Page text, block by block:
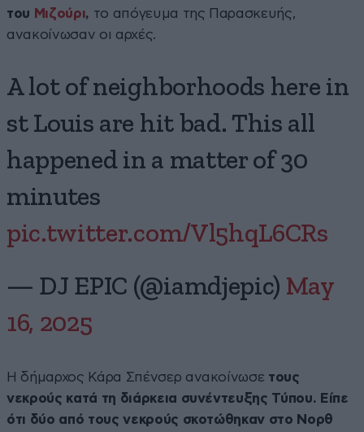
του Μιζούρι, το απόγευμα της Παρασκευής,
ανακοίνωσαν οι αρχές.
A lot of neighborhoods here in
st Louis are hit bad. This all
happened in a matter of 30
minutes
pic.twitter.com/Vl5hqL6CRs
— DJ EPIC (@iamdjepic) May
16, 2025
Η δήμαρχος Κάρα Σπένσερ ανακοίνωσε τους
νεκρούς κατά τη διάρκεια συνέντευξης Τύπου. Είπε
ότι δύο από τους νεκρούς σκοτώθηκαν στο Νορθ